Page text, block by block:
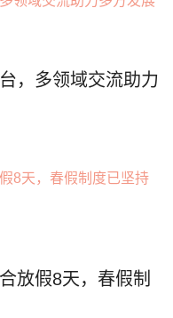
，多领域交流助力
放假8天，春假制